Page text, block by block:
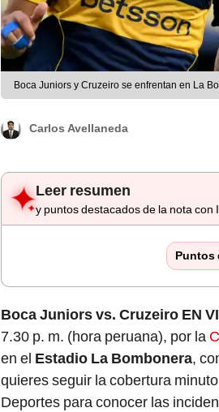
Boca Juniors y Cruzeiro se enfrentan en La
Carlos Avellaneda
Leer resumen
y puntos destacados de la nota con
Puntos
Boca Juniors vs. Cruzeiro EN
7.30 p. m. (hora peruana), por la
en el Estadio La Bombonera,
quieres seguir la cobertura
Deportes para conocer las